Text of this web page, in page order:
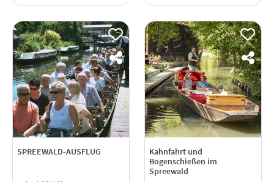
SPREEWALD-AUSFLUG
Kahnfahrt und
Bogenschießen im
Spreewald